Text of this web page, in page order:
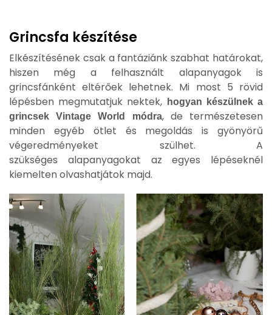
Grincsfa készítése
Elkészítésének csak a fantáziánk szabhat határokat,
hiszen még a felhasznált alapanyagok is
grincsfánként eltérőek lehetnek. Mi most 5 rövid
lépésben megmutatjuk nektek,
hogyan készülnek a
grincsek Vintage World módra, de természetesen
minden egyéb ötlet és megoldás is gyönyörű
végeredményeket szülhet. A
szükséges alapanyagokat az egyes lépéseknél
kiemelten olvashatjátok majd.